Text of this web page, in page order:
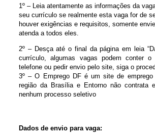
1º – Leia atentamente as informações da
seu currículo se realmente esta vaga for de
houver exigências e requisitos, somente
atenda a todos eles.
2º – Desça até o final da página em leia
currículo, algumas vagas podem conter o
telefone ou pedir envio pelo site, siga o
3º – O Emprego DF é um site de emprego
região da Brasília e Entorno não contrata
nenhum processo seletivo
Dados de envio para vaga: